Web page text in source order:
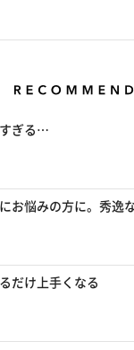
ぎる…
お悩みの方に。秀逸
だけ上手くなる